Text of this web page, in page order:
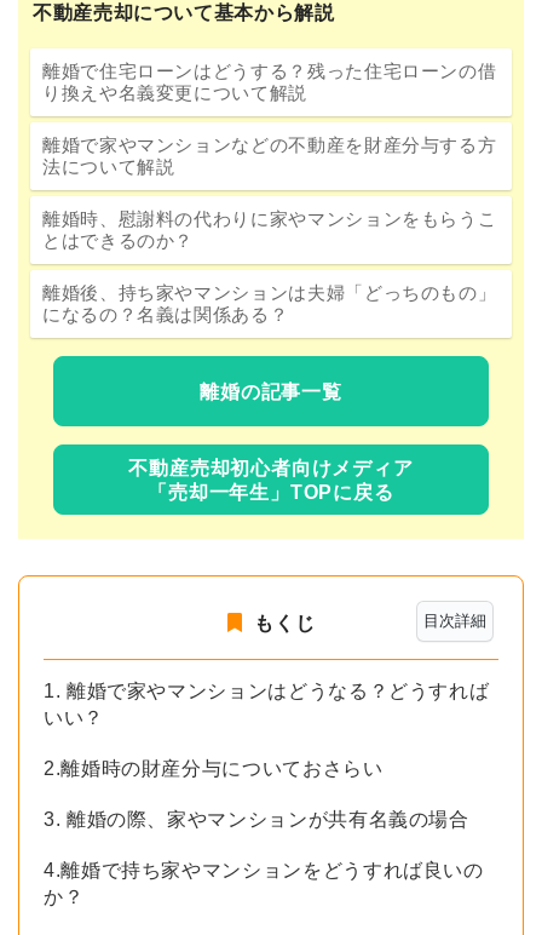
不動産売却について基本から解説
離婚で住宅ローンはどうする？残った住宅ローンの借
り換えや名義変更について解説
離婚で家やマンションなどの不動産を財産分与する方
法について解説
離婚時、慰謝料の代わりに家やマンションをもらうこ
とはできるのか？
離婚後、持ち家やマンションは夫婦「どっちのもの」
になるの？名義は関係ある？
離婚の記事一覧
不動産売却初心者向けメディア
「売却一年生」TOPに戻る
目次詳細
もくじ
1. 離婚で家やマンションはどうなる？どうすれば
いい？
2.離婚時の財産分与についておさらい
3. 離婚の際、家やマンションが共有名義の場合
4.離婚で持ち家やマンションをどうすれば良いの
か？